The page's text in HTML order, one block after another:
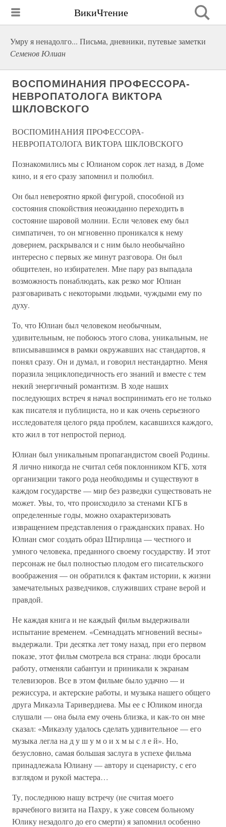
ВикиЧтение
Умру я ненадолго... Письма, дневники, путевые заметки
Семенов Юлиан
ВОСПОМИНАНИЯ ПРОФЕССОРА-
НЕВРОПАТОЛОГА ВИКТОРА
ШКЛОВСКОГО
ВОСПОМИНАНИЯ ПРОФЕССОРА-
НЕВРОПАТОЛОГА ВИКТОРА ШКЛОВСКОГО
Познакомились мы с Юлианом сорок лет назад, в Доме
кино, и я его сразу запомнил и полюбил.
Он был невероятно яркой фигурой, способной из
состояния спокойствия неожиданно переходить в
состояние шаровой молнии. Если человек ему был
симпатичен, то он мгновенно проникался к нему
доверием, раскрывался и с ним было необычайно
интересно с первых же минут разговора. Он был
общителен, но избирателен. Мне пару раз выпадала
возможность понаблюдать, как резко мог Юлиан
разговаривать с некоторыми людьми, чуждыми ему по
духу.
То, что Юлиан был человеком необычным,
удивительным, не побоюсь этого слова, уникальным, не
вписывавшимся в рамки окружавших нас стандартов, я
понял сразу. Он и думал, и говорил нестандартно. Меня
поразила энциклопедичность его знаний и вместе с тем
некий энергичный романтизм. В ходе наших
последующих встреч я начал воспринимать его не только
как писателя и публициста, но и как очень серьезного
исследователя целого ряда проблем, касавшихся каждого,
кто жил в тот непростой период.
Юлиан был уникальным пропагандистом своей Родины.
Я лично никогда не считал себя поклонником КГБ, хотя
организации такого рода необходимы и существуют в
каждом государстве — мир без разведки существовать не
может. Увы, то, что происходило за стенами КГБ в
определенные годы, можно охарактеризовать
извращением представления о гражданских правах. Но
Юлиан смог создать образ Штирлица — честного и
умного человека, преданного своему государству. И этот
персонаж не был полностью плодом его писательского
воображения — он обратился к фактам истории, к жизни
замечательных разведчиков, служивших стране верой и
правдой.
Не каждая книга и не каждый фильм выдерживали
испытание временем. «Семнадцать мгновений весны»
выдержали. Три десятка лет тому назад, при его первом
показе, этот фильм смотрела вся страна: люди бросали
работу, отменяли сабантуи и приникали к экранам
телевизоров. Все в этом фильме было удачно — и
режиссура, и актерские работы, и музыка нашего общего
друга Микаэла Таривердиева. Мы ее с Юликом иногда
слушали — она была ему очень близка, и как-то он мне
сказал: «Микаэлу удалось сделать удивительное — его
музыка легла на д у ш у м о и х м ы с л е й». Но,
безусловно, самая большая заслуга в успехе фильма
принадлежала Юлиану — автору и сценаристу, с его
взглядом и рукой мастера…
Ту, последнюю нашу встречу (не считая моего
врачебного визита на Пахру, к уже совсем больному
Юлику незадолго до его смерти) я запомнил особенно